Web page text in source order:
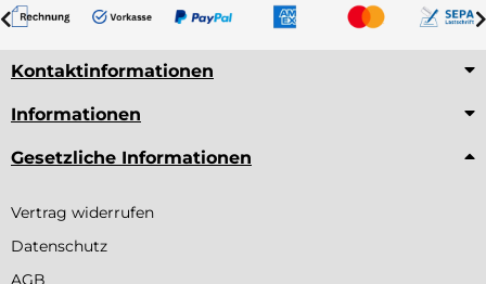
Kontaktinformationen
Informationen
Gesetzliche Informationen
Vertrag widerrufen
Datenschutz
AGB